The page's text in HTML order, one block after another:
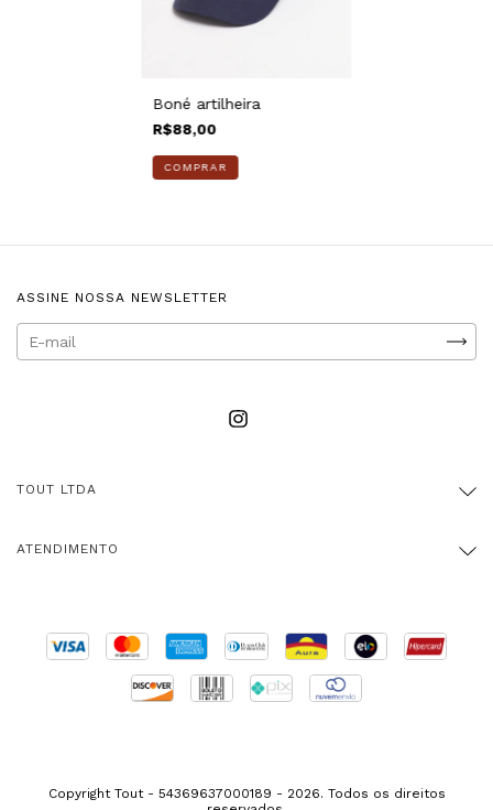
Boné artilheira
R$88,00
ASSINE NOSSA NEWSLETTER
TOUT LTDA
ATENDIMENTO
Copyright Tout - 54369637000189 - 2026. Todos os direitos